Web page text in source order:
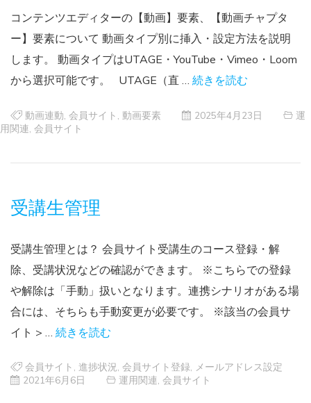
コンテンツエディターの【動画】要素、【動画チャプタ
ー】要素について 動画タイプ別に挿入・設定方法を説明
します。 動画タイプはUTAGE・YouTube・Vimeo・Loom
から選択可能です。 UTAGE（直 … 続きを読む
動画連動 会員サイト 動画要素 2025年4月23日
運
用関連 会員サイト
受講生管理
受講生管理とは？ 会員サイト受講生のコース登録・解
除、受講状況などの確認ができます。 ※こちらでの登録
や解除は「手動」扱いとなります。連携シナリオがある場
合には、そちらも手動変更が必要です。 ※該当の会員サ
イト > … 続きを読む
会員サイト 進捗状況 会員サイト登録
メールアドレス設定
2021年6月6日
運用関連 会員サイト